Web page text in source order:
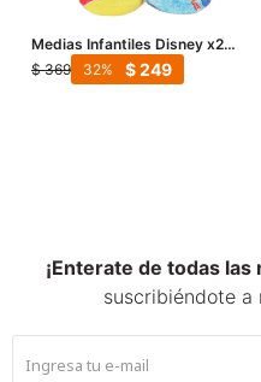
Medias Infantiles Disney x2
Super Hero - Multicolor
$ 369 $249
32
¡Enterate de todas
suscribiéndote a